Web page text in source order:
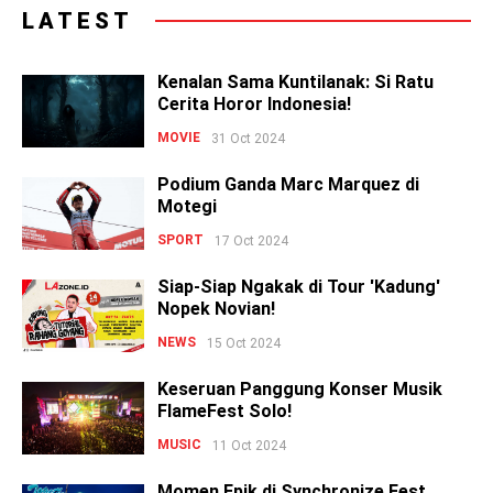
LATEST
Kenalan Sama Kuntilanak: Si Ratu
Cerita Horor Indonesia!
MOVIE 31 Oct 2024
Podium Ganda Marc Marquez di
Motegi
SPORT 17 Oct 2024
Siap-Siap Ngakak di Tour 'Kadung'
Nopek Novian!
NEWS 15 Oct 2024
Keseruan Panggung Konser Musik
FlameFest Solo!
MUSIC 11 Oct 2024